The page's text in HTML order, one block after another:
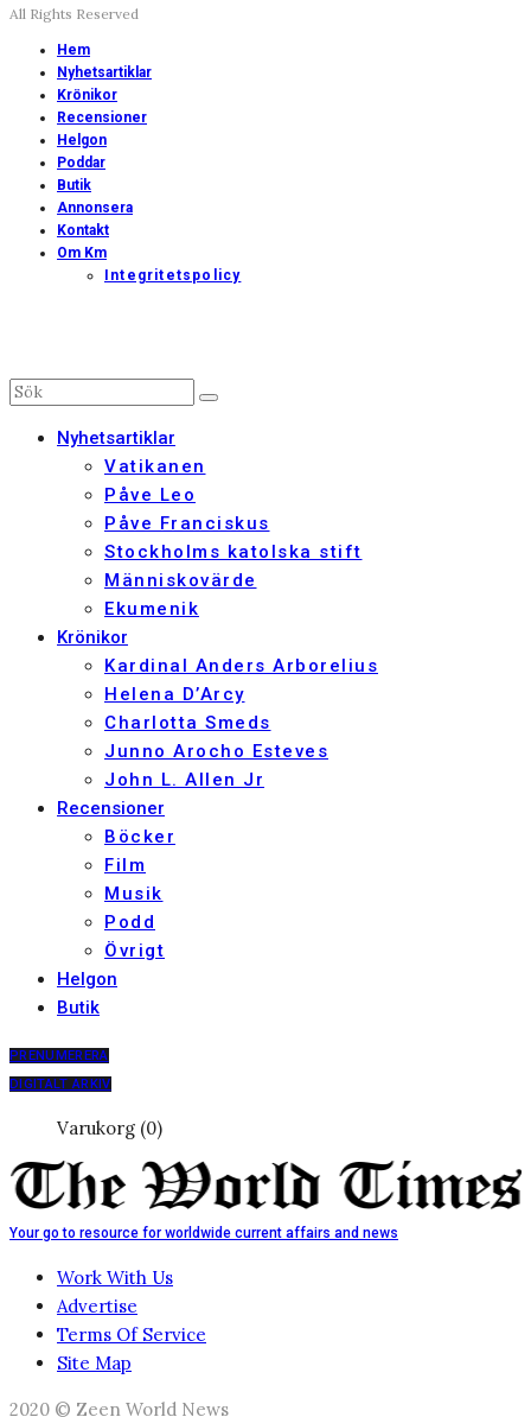
All Rights Reserved
Hem
Nyhetsartiklar
Krönikor
Recensioner
Helgon
Poddar
Butik
Annonsera
Kontakt
Om Km
Integritetspolicy
Nyhetsartiklar
Vatikanen
Påve Leo
Påve Franciskus
Stockholms katolska stift
Människovärde
Ekumenik
Krönikor
Kardinal Anders Arborelius
Helena D’Arcy
Charlotta Smeds
Junno Arocho Esteves
John L. Allen Jr
Recensioner
Böcker
Film
Musik
Podd
Övrigt
Helgon
Butik
PRENUMERERA
DIGITALT ARKIV
Varukorg (0)
Your go to resource for worldwide current affairs and news
Work With Us
Advertise
Terms Of Service
Site Map
2020 © Zeen World News